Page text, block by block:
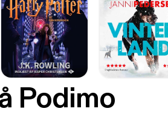
Podimo